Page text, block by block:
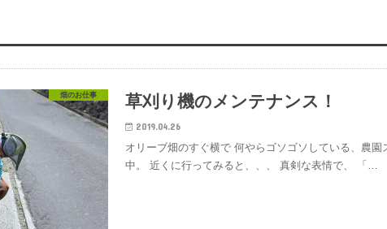
畑のお仕事 草刈り機のメンテナンス！
2019.04.26
オリーブ畑のすぐ横で 何やらゴソゴソしている、農園
中。 近くに行ってみると、、、 真剣な表情で、 「…